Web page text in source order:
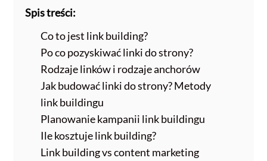
Spis treści:
Co to jest link building?
Po co pozyskiwać linki do strony?
Rodzaje linków i rodzaje anchorów
Jak budować linki do strony? Metody
link buildingu
Planowanie kampanii link buildingu
Ile kosztuje link building?
Link building vs content marketing